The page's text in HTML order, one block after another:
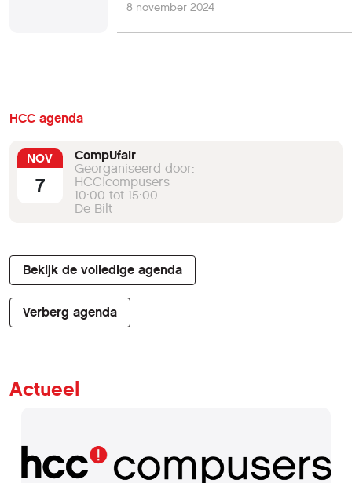
En als (groot)ouder kan je er ook leuk mee
van kennis over Scratch gewerkt. Er is nog
geen specifiek Platform voor, vooralsnog
heeft het Platform WebOntwerp zich
omdat ik dit account het opgezet om voor
de artikelen over Scratch voor de
SoftwareBus dingen te kunnen
Kijk hiervoor op de pagina "Artikelen in de
SoftwareBus over Scratch. Een goede
8 november 2024
HCC agenda
NOV
7
CompUfair
Georganiseerd door:
HCC!compusers
10:00 tot 15:00
De Bilt
Bekijk de volledige agenda
Verberg agenda
Actueel